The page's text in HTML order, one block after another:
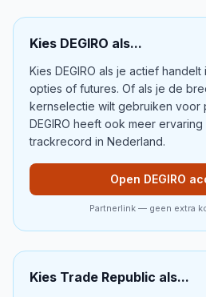
Kies DEGIRO als...
Kies DEGIRO als je actief handelt
opties of futures. Of als je de
kernselectie wilt gebruiken voor
DEGIRO heeft ook meer
trackrecord in Nederland.
Open DEGIRO
Partnerlink — geen extra
Kies Trade Republic als...